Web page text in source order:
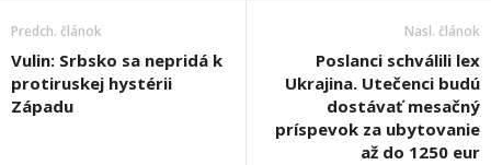
Predch. článok
Vulin: Srbsko sa nepridá k
protiruskej hystérii
Západu
Nasl. článok
Poslanci schválili lex
Ukrajina. Utečenci budú
dostávať mesačný
príspevok za ubytovanie
až do 1250 eur